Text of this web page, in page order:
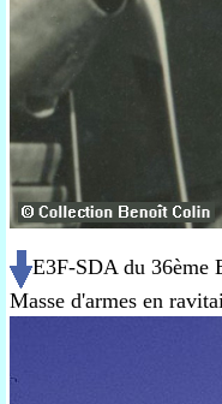
E3F-SDA du 36ème
Masse d'armes en